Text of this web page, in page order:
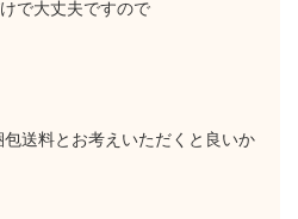
で大丈夫ですので
送料とお考えいただくと良いか